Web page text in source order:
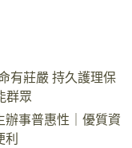
有莊嚴 持久護理保
群眾
辦事普惠性｜優質資